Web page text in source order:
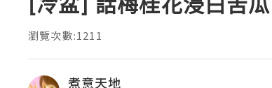
瀏覽次數:1211
煮意天地